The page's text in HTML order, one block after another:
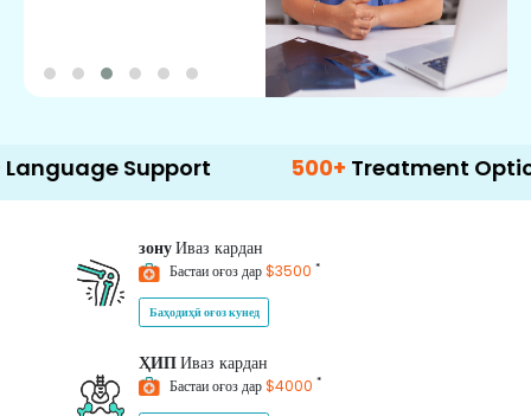
Support 500+ Treatment Options
зонуИваз кардан
Бастаи оғоз дар$3500 *
Баҳодиҳӣ оғоз кунед
ҲИПИваз кардан
Бастаи оғоз дар$4000 *